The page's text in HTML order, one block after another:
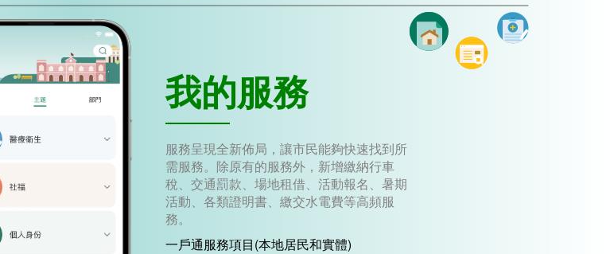
我的服務
服務呈現全新佈局，讓市民能夠快速找到所
需服務。除原有的服務外，新增繳納行車
稅、交通罰款、場地租借、活動報名、暑期
活動、各類證明書、繳交水電費等高頻服
務。
一戶通服務項目(本地居民和實體)